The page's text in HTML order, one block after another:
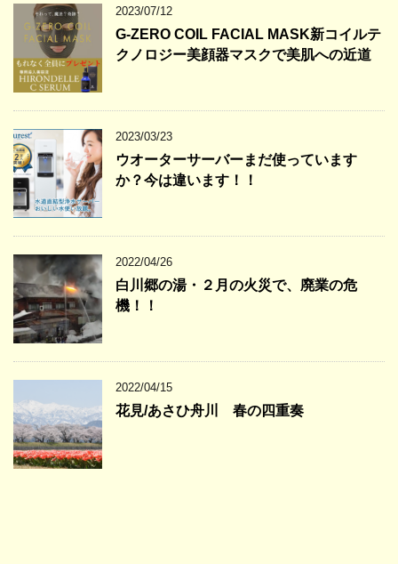
2023/07/12
G-ZERO COIL FACIAL MASK新コイルテ
クノロジー美顔器マスクで美肌への近道
2023/03/23
ウオーターサーバーまだ使っています
か？今は違います！！
2022/04/26
白川郷の湯・２月の火災で、廃業の危
機！！
2022/04/15
花見/あさひ舟川 春の四重奏